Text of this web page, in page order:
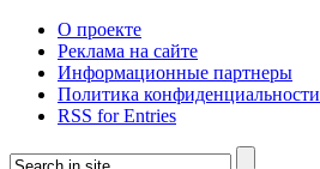
О проекте
Реклама на сайте
Информационные партнеры
Политика конфиденциальности
RSS for Entries